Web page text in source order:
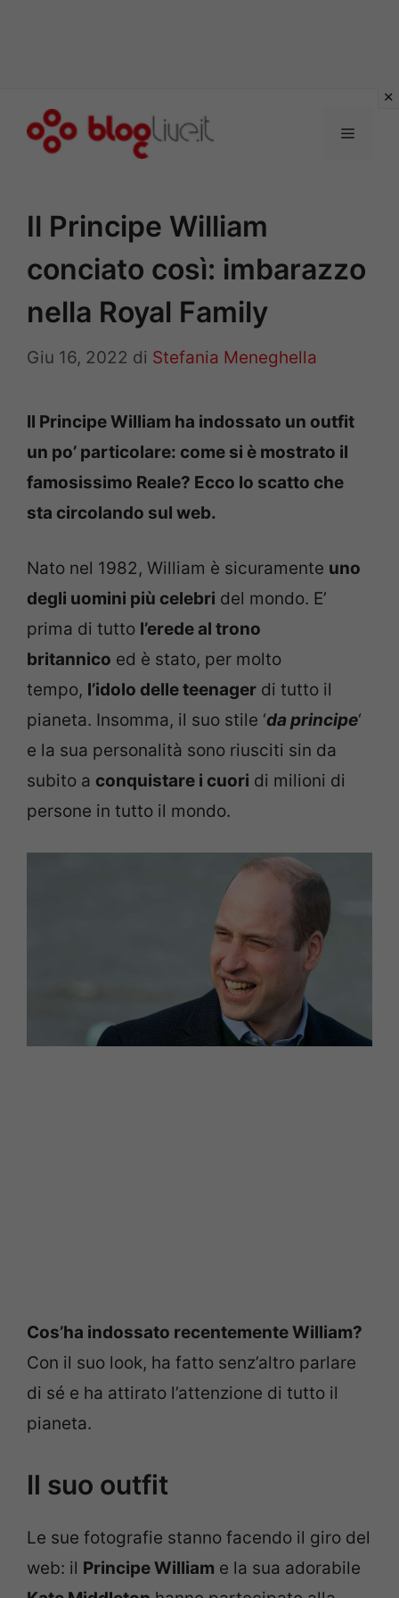
Menu
Il Principe William
conciato così: imbarazzo
nella Royal Family
Giu 16, 2022 di Stefania Meneghella
Il Principe William ha indossato un outfit
un po’ particolare: come si è mostrato il
famosissimo Reale? Ecco lo scatto che
sta circolando sul web.
Nato nel 1982, William è sicuramente uno
degli uomini più celebri del mondo. E’
prima di tutto l’erede al trono
britannico ed è stato, per molto
tempo, l’idolo delle teenager di tutto il
pianeta. Insomma, il suo stile ‘da principe‘
e la sua personalità sono riusciti sin da
subito a conquistare i cuori di milioni di
persone in tutto il mondo.
Cos’ha indossato recentemente William?
Con il suo look, ha fatto senz’altro parlare
di sé e ha attirato l’attenzione di tutto il
pianeta.
Il suo outfit
Le sue fotografie stanno facendo il giro del
web: il Principe William e la sua adorabile